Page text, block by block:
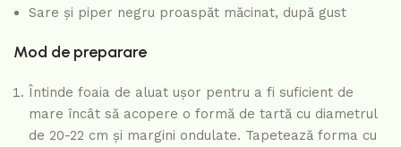
Sare și piper negru proaspăt măcinat, după gust
Mod de preparare
Întinde foaia de aluat ușor pentru a fi suficient de
mare încât să acopere o formă de tartă cu diametrul
de 20-22 cm și margini ondulate. Tapetează forma cu